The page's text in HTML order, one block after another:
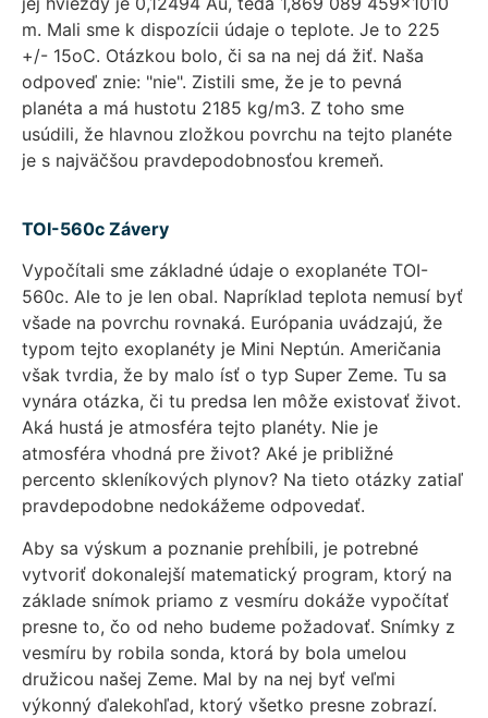
m. Mali sme k dispozícii údaje o teplote. Je to 225
+/- 15oC. Otázkou bolo, či sa na nej dá žiť. Naša
odpoveď znie: "nie". Zistili sme, že je to pevná
planéta a má hustotu 2185 kg/m3. Z toho sme
usúdili, že hlavnou zložkou povrchu na tejto planéte
je s najväčšou pravdepodobnosťou kremeň.
TOI-560c Závery
Vypočítali sme základné údaje o exoplanéte TOI-
560c. Ale to je len obal. Napríklad teplota nemusí byť
všade na povrchu rovnaká. Európania uvádzajú, že
typom tejto exoplanéty je Mini Neptún. Američania
však tvrdia, že by malo ísť o typ Super Zeme. Tu sa
vynára otázka, či tu predsa len môže existovať život.
Aká hustá je atmosféra tejto planéty. Nie je
atmosféra vhodná pre život? Aké je približné
percento skleníkových plynov? Na tieto otázky zatiaľ
pravdepodobne nedokážeme odpovedať.
Aby sa výskum a poznanie prehĺbili, je potrebné
vytvoriť dokonalejší matematický program, ktorý na
základe snímok priamo z vesmíru dokáže vypočítať
presne to, čo od neho budeme požadovať. Snímky z
vesmíru by robila sonda, ktorá by bola umelou
družicou našej Zeme. Mal by na nej byť veľmi
výkonný ďalekohľad, ktorý všetko presne zobrazí.